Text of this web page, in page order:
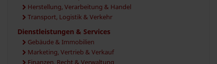
Herstellung, Verarbeitung & Handel
Transport, Logistik & Verkehr
Dienstleistungen & Services
Gebäude & Immobilien
Marketing, Vertrieb & Verkauf
Finanzen, Recht & Verwaltung